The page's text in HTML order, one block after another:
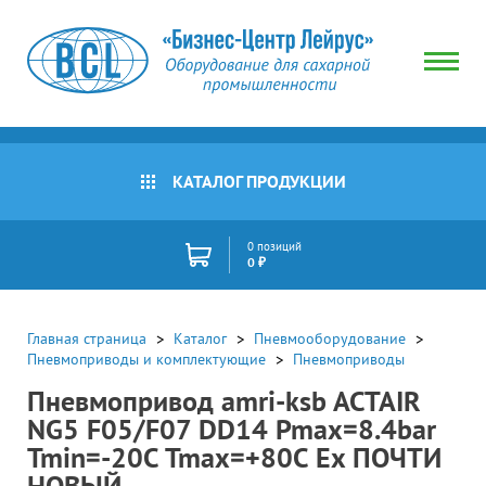
КАТАЛОГ ПРОДУКЦИИ
0 позиций
0 ₽
Главная страница Каталог
Пневмооборудование
Пневмоприводы и комплектующие
Пневмоприводы
Пневмопривод amri-ksb ACTAIR
NG5 F05/F07 DD14 Pmax=8.4bar
Tmin=-20C Tmax=+80C Ex ПОЧТИ